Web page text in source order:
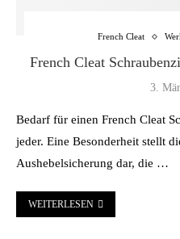
French Cleat
French Cleat
3.
Bedarf für einen French Cleat
jeder. Eine Besonderheit stellt
Aushebelsicherung dar, die …
WEITERLESEN